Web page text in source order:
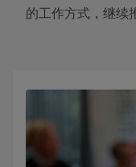
的工作方式，继续